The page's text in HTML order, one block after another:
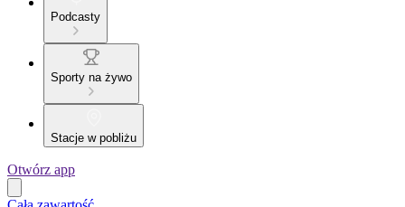
Podcasty
Sporty na żywo
Stacje w pobliżu
Otwórz app